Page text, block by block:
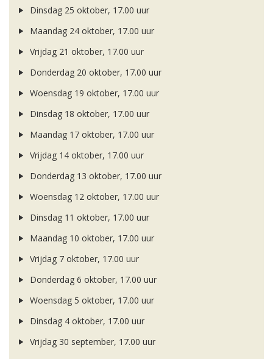
Dinsdag 25 oktober, 17.00 uur
Maandag 24 oktober, 17.00 uur
Vrijdag 21 oktober, 17.00 uur
Donderdag 20 oktober, 17.00 uur
Woensdag 19 oktober, 17.00 uur
Dinsdag 18 oktober, 17.00 uur
Maandag 17 oktober, 17.00 uur
Vrijdag 14 oktober, 17.00 uur
Donderdag 13 oktober, 17.00 uur
Woensdag 12 oktober, 17.00 uur
Dinsdag 11 oktober, 17.00 uur
Maandag 10 oktober, 17.00 uur
Vrijdag 7 oktober, 17.00 uur
Donderdag 6 oktober, 17.00 uur
Woensdag 5 oktober, 17.00 uur
Dinsdag 4 oktober, 17.00 uur
Vrijdag 30 september, 17.00 uur